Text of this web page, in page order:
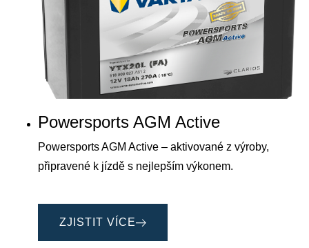
Powersports AGM Active
Powersports AGM Active – aktivované z výroby,
připravené k jízdě s nejlepším výkonem.
ZJISTIT VÍCE